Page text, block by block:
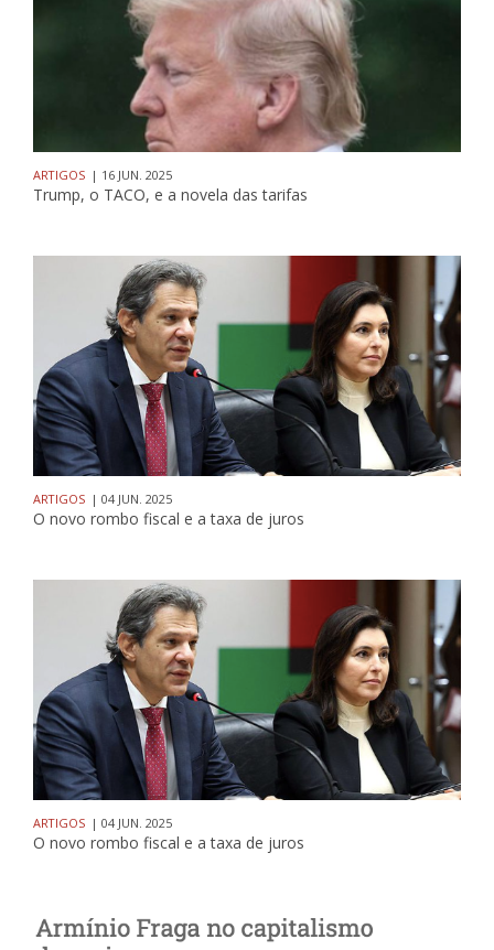
ARTIGOS | 16 JUN. 2025
Trump, o TACO, e a novela das tarifas
ARTIGOS | 04 JUN. 2025
O novo rombo fiscal e a taxa de juros
ARTIGOS | 04 JUN. 2025
O novo rombo fiscal e a taxa de juros